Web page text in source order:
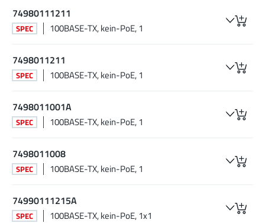
74980111211
SPEC 100BASE-TX, kein-PoE, 1
7498011211
SPEC 100BASE-TX, kein-PoE, 1
7498011001A
SPEC 100BASE-TX, kein-PoE, 1
7498011008
SPEC 100BASE-TX, kein-PoE, 1
74990111215A
SPEC 100BASE-TX, kein-PoE, 1x1